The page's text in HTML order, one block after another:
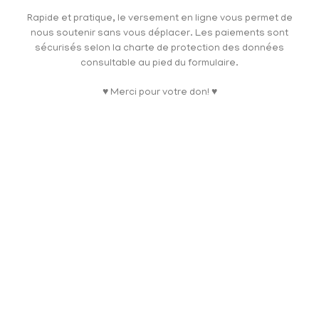
Rapide et pratique, le versement en ligne vous permet de
nous soutenir sans vous déplacer. Les paiements sont
sécurisés selon la charte de protection des données
consultable au pied du formulaire.
♥ Merci pour votre don! ♥